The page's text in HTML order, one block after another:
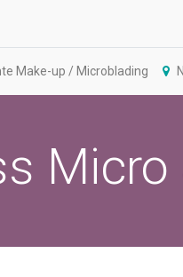
Make-up / Microblading